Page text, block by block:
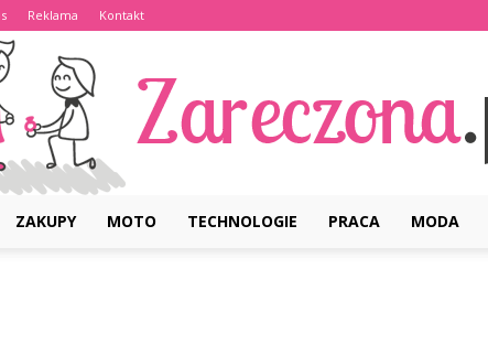
Reklama Kontakt
ZAKUPY MOTO TECHNOLOGIE PRACA MODA